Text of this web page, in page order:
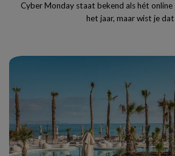
Cyber Monday staat bekend als hét
het jaar, maar wist je dat